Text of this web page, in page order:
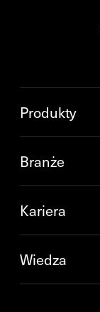
Produkty
Branże
Kariera
Wiedza